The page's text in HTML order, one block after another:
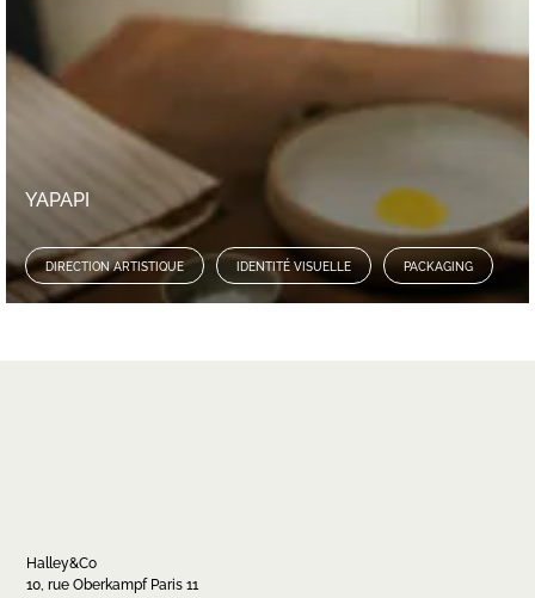
YAPAPI
DIRECTION ARTISTIQUE IDENTITÉ VISUELLE PACKAGING
Halley&Co
10, rue Oberkampf Paris 11